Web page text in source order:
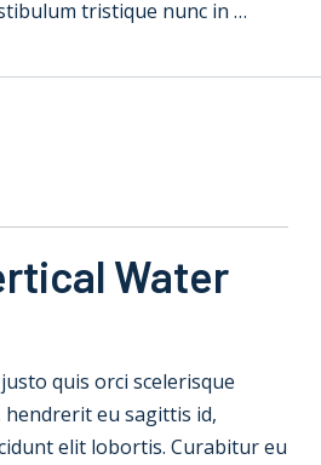
tristique nunc in …
Water
quis orci scelerisque
eu sagittis id,
elit lobortis. Curabitur eu